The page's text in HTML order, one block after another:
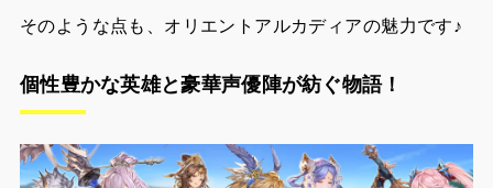
そのような点も、オリエントアルカディアの魅力です♪
個性豊かな英雄と豪華声優陣が紡ぐ物語！